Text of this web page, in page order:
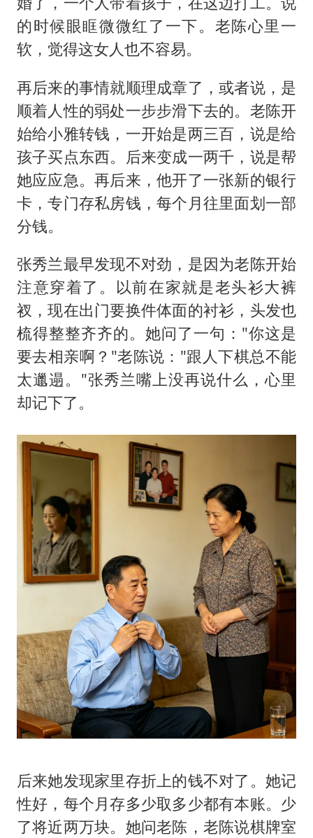
的时候眼眶微微红了一下。老陈心里一
软，觉得这女人也不容易。
再后来的事情就顺理成章了，或者说，是
顺着人性的弱处一步步滑下去的。老陈开
始给小雅转钱，一开始是两三百，说是给
孩子买点东西。后来变成一两千，说是帮
她应应急。再后来，他开了一张新的银行
卡，专门存私房钱，每个月往里面划一部
分钱。
张秀兰最早发现不对劲，是因为老陈开始
注意穿着了。以前在家就是老头衫大裤
衩，现在出门要换件体面的衬衫，头发也
梳得整整齐齐的。她问了一句："你这是
要去相亲啊？"老陈说："跟人下棋总不能
太邋遢。"张秀兰嘴上没再说什么，心里
却记下了。
后来她发现家里存折上的钱不对了。她记
性好，每个月存多少取多少都有本账。少
了将近两万块。她问老陈，老陈说棋牌室